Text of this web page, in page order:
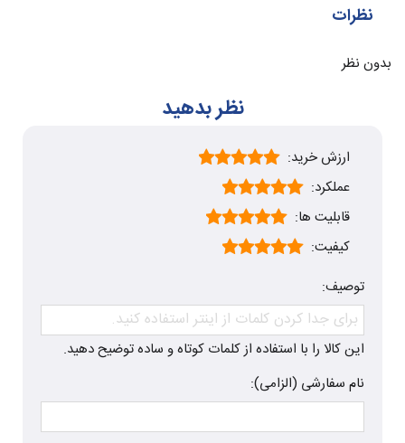
نظرات
بدون نظر
نظر بدهید
ارزش خرید:
عملکرد:
قابلیت ها:
کیفیت:
توصیف:
این کالا را با استفاده از کلمات کوتاه و ساده توضیح دهید.
نام سفارشی (الزامی):